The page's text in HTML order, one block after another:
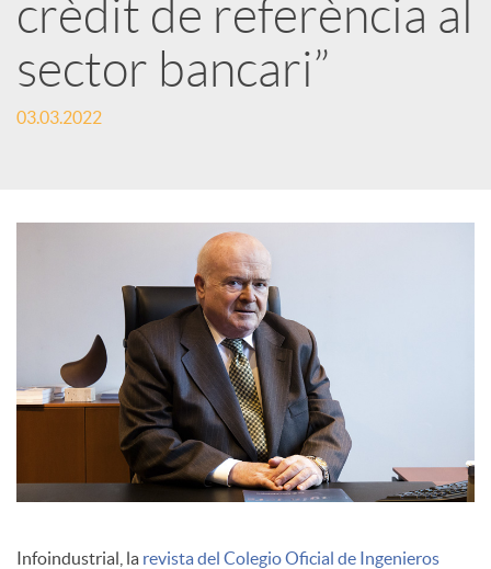
a
d
e
crèdit de referència al
sector bancari”
03.03.2022
Infoindustrial, la revista del Colegio Oficial de Ingenieros